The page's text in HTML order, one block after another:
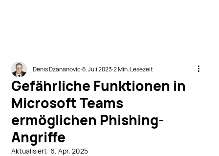
Gefährliche Funktionen in
Microsoft Teams
ermöglichen Phishing-
Angriffe
Denis Dzananovic 6. Juli 2023 2 Min. Lesezeit
Aktualisiert: 6. Apr. 2025